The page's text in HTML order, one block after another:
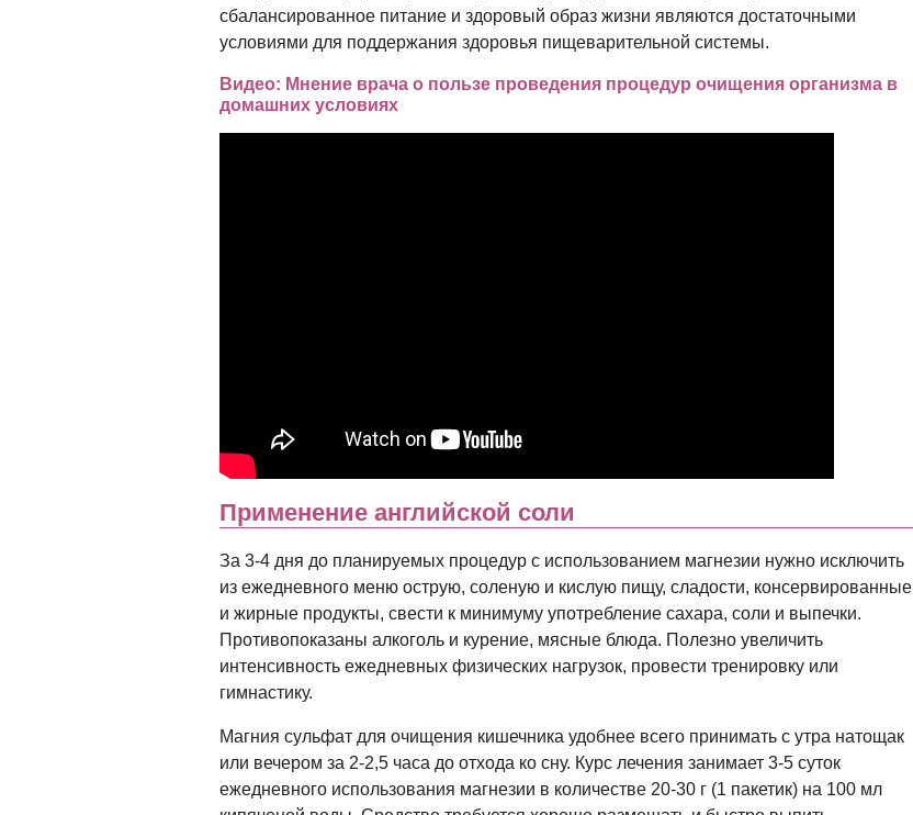
сбалансированное питание и здоровый образ жизни являются достаточными
условиями для поддержания здоровья пищеварительной системы.
Видео: Мнение врача о пользе проведения процедур очищения организма в
домашних условиях
Применение английской соли
За 3-4 дня до планируемых процедур с использованием магнезии нужно исключить
из ежедневного меню острую, соленую и кислую пищу, сладости, консервированные
и жирные продукты, свести к минимуму употребление сахара, соли и выпечки.
Противопоказаны алкоголь и курение, мясные блюда. Полезно увеличить
интенсивность ежедневных физических нагрузок, провести тренировку или
гимнастику.
Магния сульфат для очищения кишечника удобнее всего принимать с утра натощак
или вечером за 2-2,5 часа до отхода ко сну. Курс лечения занимает 3-5 суток
ежедневного использования магнезии в количестве 20-30 г (1 пакетик) на 100 мл